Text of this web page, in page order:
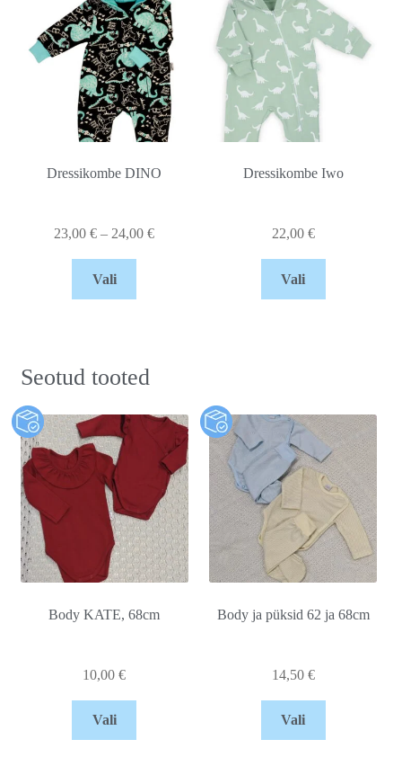
Dressikombe DINO
23,00€ – 24,00€
Vali
Dressikombe Iwo
22,00 €
Vali
Seotud tooted
Body KATE, 68cm
10,00€
Vali
Body ja püksid 62 ja 68cm
14,50 €
Vali